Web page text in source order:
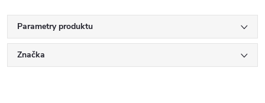
Parametry produktu
Značka